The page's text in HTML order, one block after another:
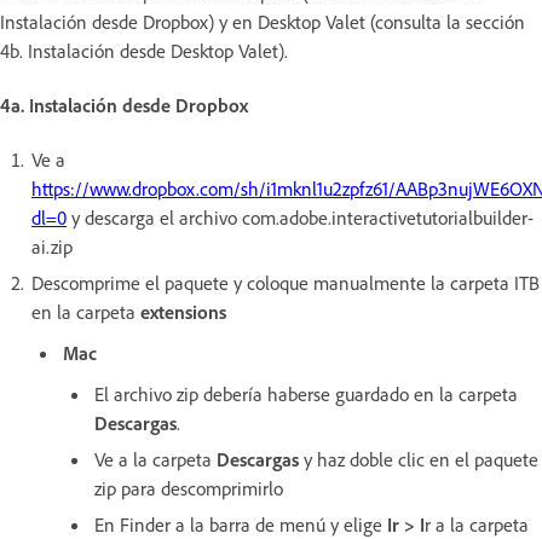
Instalación desde Dropbox) y en Desktop Valet (consulta la sección
4b. Instalación desde Desktop Valet).
4a. Instalación desde Dropbox
Ve a
https://www.dropbox.com/sh/i1mknl1u2zpfz61/
dl=0 y descarga el archivo com.adobe.interactivetutorialbuilder-
ai.zip
Descomprime el paquete y coloque manualmente la carpeta ITB
en la carpeta extensions
Mac
El archivo zip debería haberse guardado en la carpeta
Descargas.
Ve a la carpeta Descargas y haz doble clic en el paquete
zip para descomprimirlo
En Finder a la barra de menú y elige Ir > Ir a la carpeta